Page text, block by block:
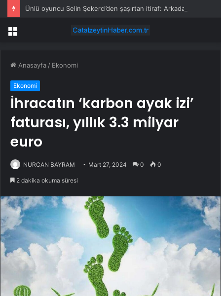
Menü
Anasayfa / Ekonomi
Ekonomi
İhracatın ‘karbon ayak izi’
faturası, yıllık 3.3 milyar
euro
NURCAN BAYRAM Mart 27, 2024 0 0
2 dakika okuma süresi